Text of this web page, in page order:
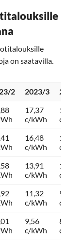
on saatavilla.
2 2023/3
17,37
c/kWh
c/
16,48
c/kWh
c/
13,91
c/kWh
c/
11,32
c/kWh
c/
9,56
c/kWh
c/